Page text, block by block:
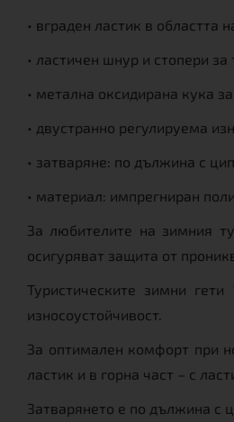
• вграден ластик в областта
• ластичен шнур и стопери
• метална оксидирана кука
• двустранно регулируема
• затваряне: по дължина с
• материал: импрегниран
За любителите на зимния
осигуряват защита от
Туристическите зимни
износоустойчивост.
За оптимален комфорт при
ластик и в горна част – с
Затварянето е по дължина с